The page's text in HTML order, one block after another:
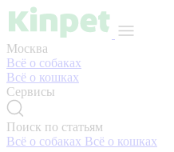
Москва
Всё о собаках
Всё о кошках
Сервисы
Поиск по статьям
Всё о собаках Всё о кошках